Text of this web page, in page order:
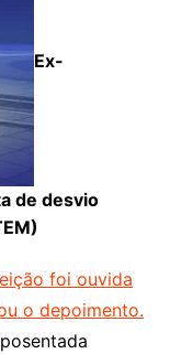
Ex-
de desvio
foi ouvida
o depoimento.